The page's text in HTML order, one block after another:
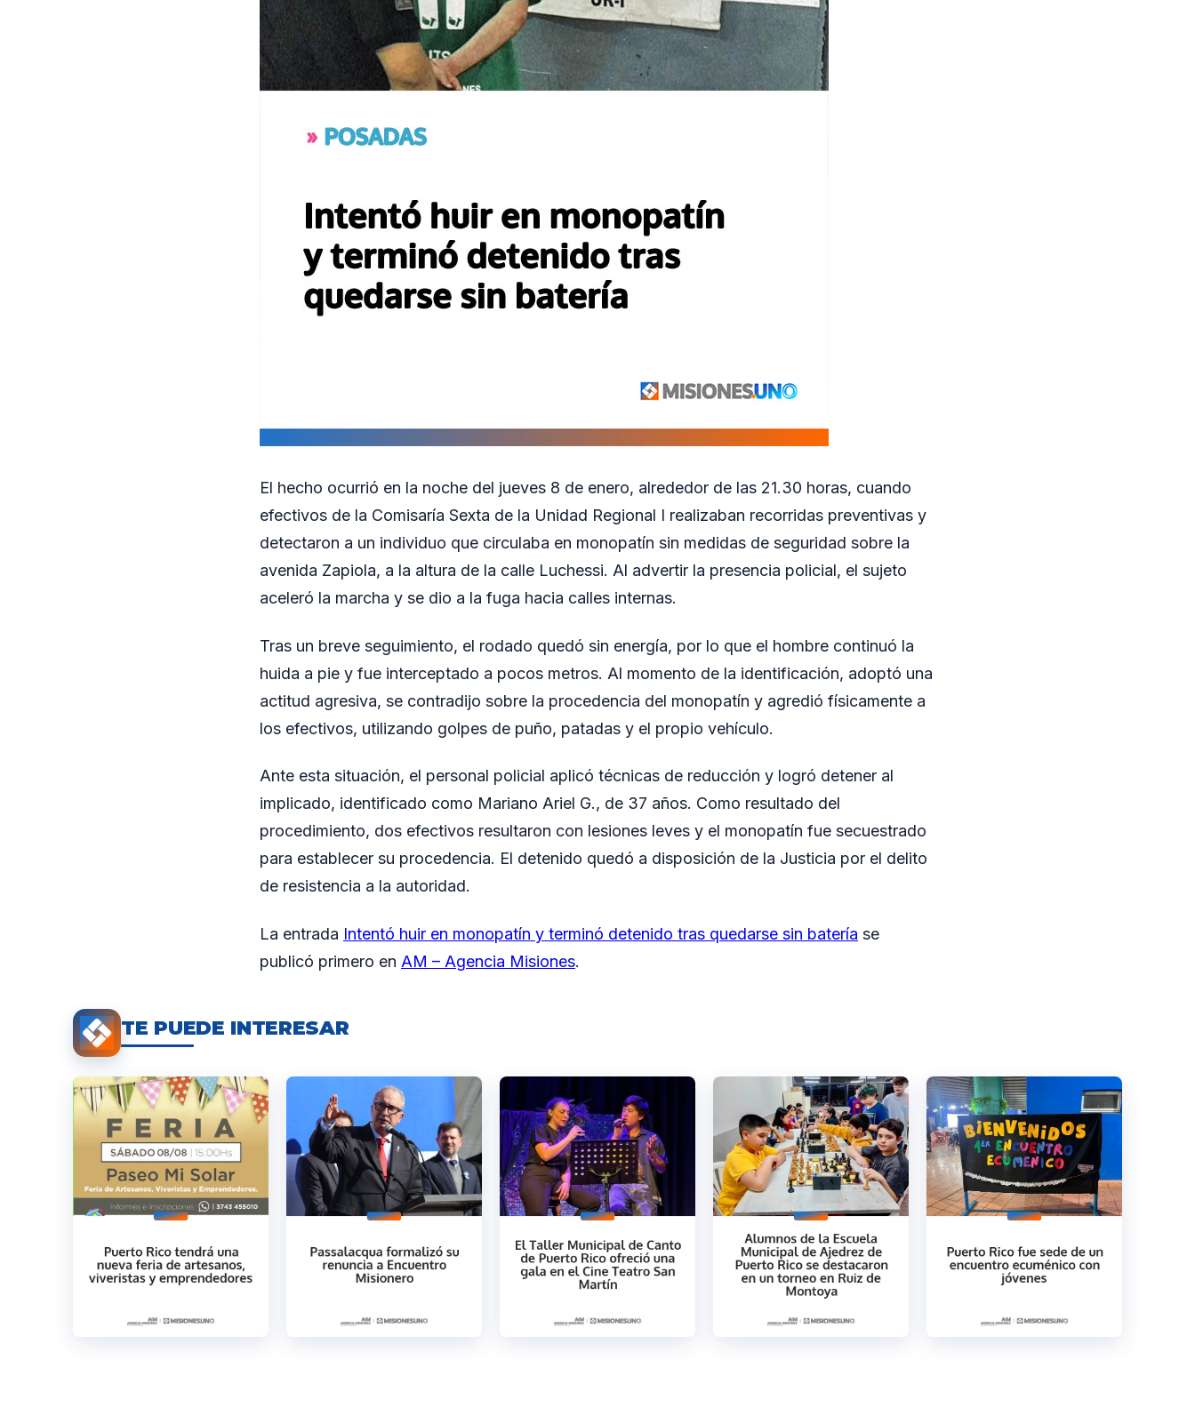
El hecho ocurrió en la noche del jueves 8 de enero, alrededor de las 21.30 horas, cuando
efectivos de la Comisaría Sexta de la Unidad Regional I realizaban recorridas preventivas y
detectaron a un individuo que circulaba en monopatín sin medidas de seguridad sobre la
avenida Zapiola, a la altura de la calle Luchessi. Al advertir la presencia policial, el sujeto
aceleró la marcha y se dio a la fuga hacia calles internas.
Tras un breve seguimiento, el rodado quedó sin energía, por lo que el hombre continuó la
huida a pie y fue interceptado a pocos metros. Al momento de la identificación, adoptó una
actitud agresiva, se contradijo sobre la procedencia del monopatín y agredió físicamente a
los efectivos, utilizando golpes de puño, patadas y el propio vehículo.
Ante esta situación, el personal policial aplicó técnicas de reducción y logró detener al
implicado, identificado como Mariano Ariel G., de 37 años. Como resultado del
procedimiento, dos efectivos resultaron con lesiones leves y el monopatín fue secuestrado
para establecer su procedencia. El detenido quedó a disposición de la Justicia por el delito
de resistencia a la autoridad.
La entrada Intentó huir en monopatín y terminó detenido tras quedarse sin batería se
publicó primero en AM – Agencia Misiones.
TE PUEDE INTERESAR